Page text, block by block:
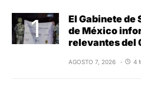
El Gabinete de
de México
relevantes del
AGOSTO 7, 2026 4